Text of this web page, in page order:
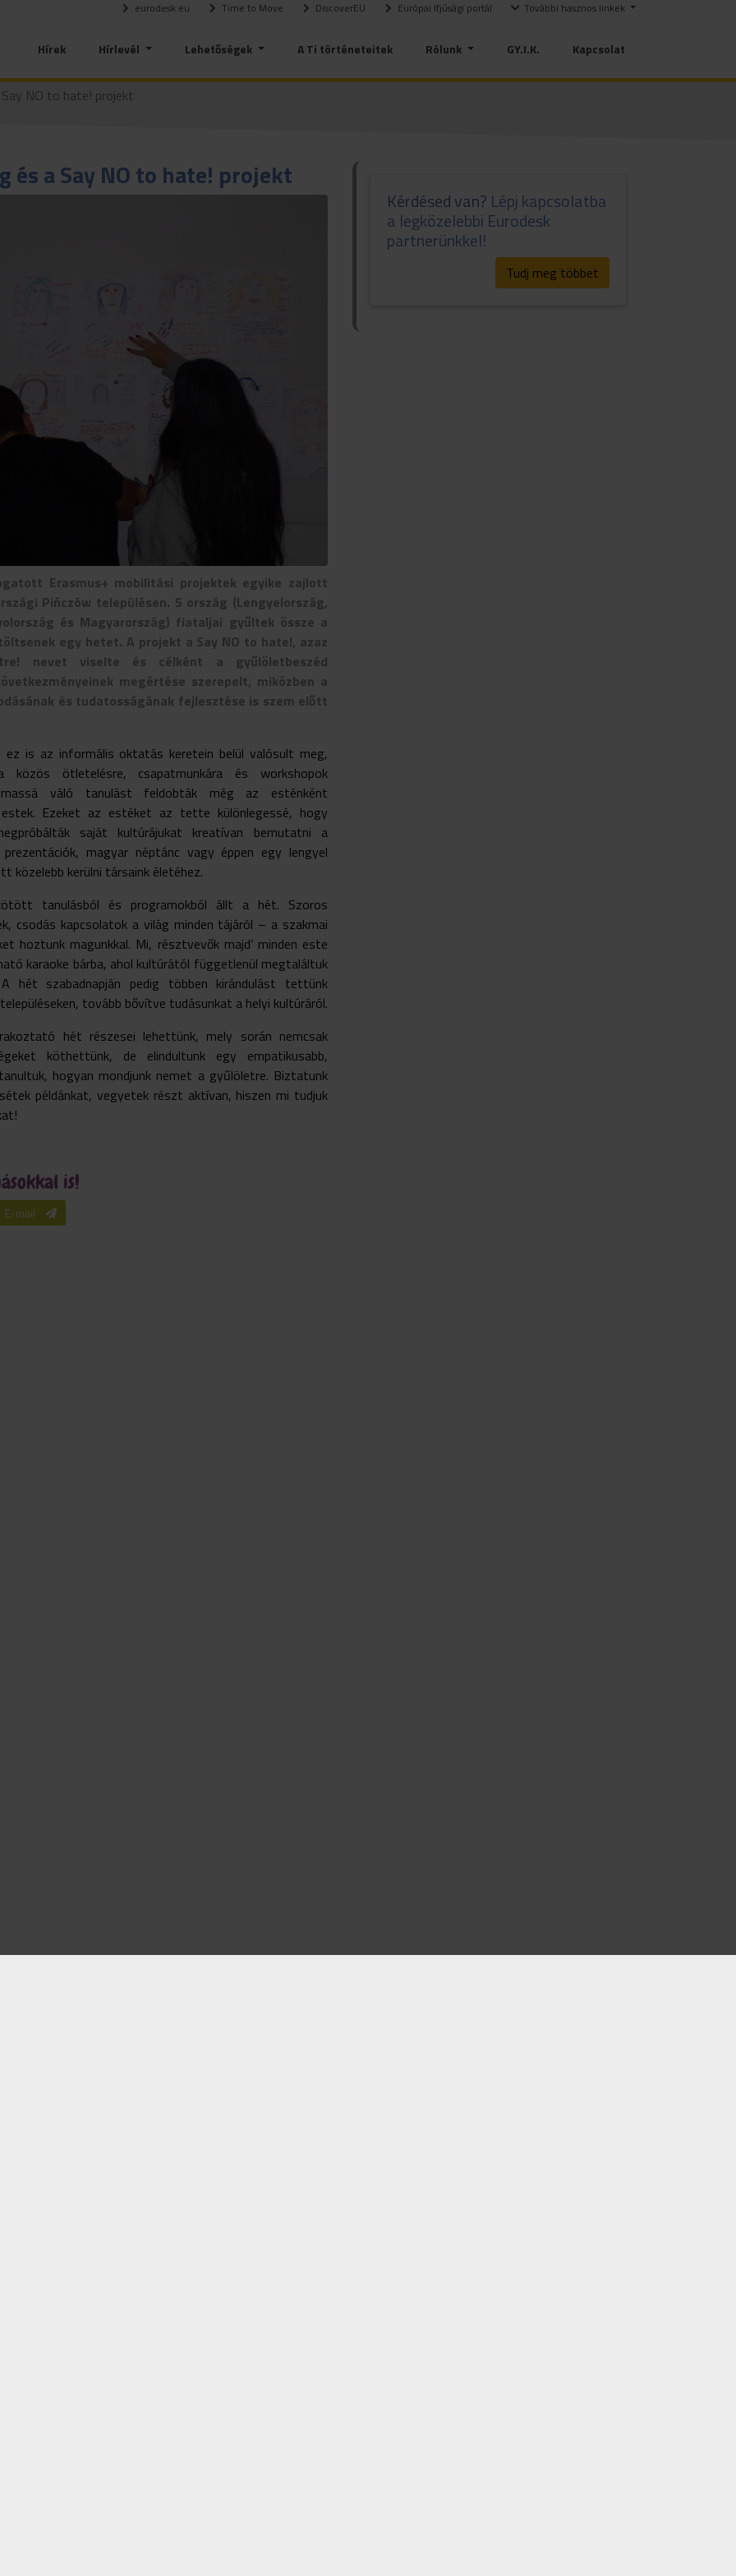
eurodesk.eu Time to Move DiscoverEU Európai Ifjúsági portál További hasznos linkek
Hírek Hírlevél Lehetőségek A Ti történeteitek Rólunk GY.I.K. Kapcsolat
Say NO to hate! projekt
és a Say NO to hate! projekt
Erasmus+ mobilitási projektek egyike zajlott
Pińczów településen. 5 ország (Lengyelország,
és Magyarország) fiataljai gyűltek össze a
töltsenek egy hetet. A projekt a Say NO to hate!, azaz
nevet viselte és célként a gyűlöletbeszéd
megértése szerepelt, miközben a
és tudatosságának fejlesztése is szem előtt
ez is az informális oktatás keretein belül valósult meg,
közös ötletelésre, csapatmunkára és workshopok
váló tanulást feldobták még az esténként
estek. Ezeket az estéket az tette különlegessé, hogy
saját kultúrájukat kreatívan bemutatni a
prezentációk, magyar néptánc vagy éppen egy lengyel
közelebb kerülni társaink életéhez.
tanulásból és programokból állt a hét. Szoros
csodás kapcsolatok a világ minden tájáról – a szakmai
hoztunk magunkkal. Mi, résztvevők majd’ minden este
karaoke bárba, ahol kultúrától függetlenül megtaláltuk
hét szabadnapján pedig többen kirándulást tettünk
tovább bővítve tudásunkat a helyi kultúráról.
hét részesei lehettünk, mely során nemcsak
köthettünk, de elindultunk egy empatikusabb,
hogyan mondjunk nemet a gyűlöletre. Biztatunk
példánkat, vegyetek részt aktívan, hiszen mi tudjuk
is!
E-mail
Kérdésed van? Lépj kapcsolatba
a legközelebbi Eurodesk
partnerünkkel!
Tudj meg többet